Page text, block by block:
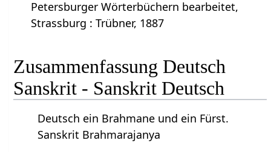
Petersburger Wörterbüchern bearbeitet,
Strassburg : Trübner, 1887
Zusammenfassung Deutsch
Sanskrit - Sanskrit Deutsch
Deutsch ein Brahmane und ein Fürst.
Sanskrit Brahmarajanya